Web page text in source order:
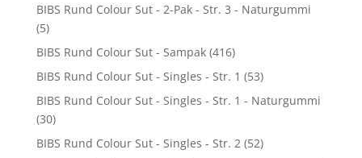
BIBS Rund Colour Sut - 2-Pak - Str. 3 - Naturgummi
(5)
BIBS Rund Colour Sut - Sampak (416)
BIBS Rund Colour Sut - Singles - Str. 1 (53)
BIBS Rund Colour Sut - Singles - Str. 1 - Naturgummi
(30)
BIBS Rund Colour Sut - Singles - Str. 2 (52)